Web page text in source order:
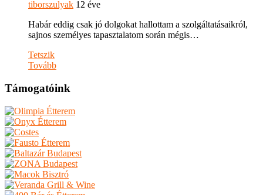
tiborszulyak 12 éve
Habár eddig csak jó dolgokat hallottam a szolgáltatásaikról,
sajnos személyes tapasztalatom során mégis…
Tetszik
Tovább
Támogatóink